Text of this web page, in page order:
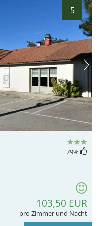
5
79%
103,50 EUR
pro Zimmer und Nacht